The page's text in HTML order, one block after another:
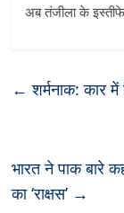
अब तंजीला के
← शर्मनाक: कार
भारत ने पाक बारे
का ‘राक्षस’ →